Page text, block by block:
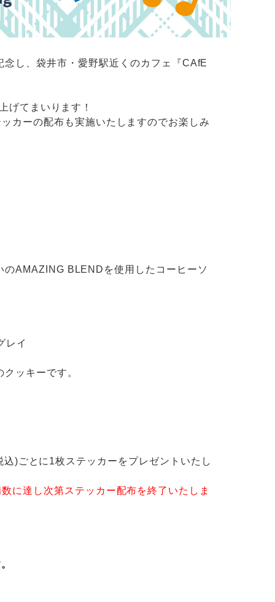
し、袋井市・愛野駅近くのカフェ『CAfE
げてまいります！
カーの配布も実施いたしますのでお楽しみ
AMAZING BLENDを使用したコーヒーソ
レイ
ッキーです。
)ごとに1枚ステッカーをプレゼントいたし
に達し次第ステッカー配布を終了いたしま